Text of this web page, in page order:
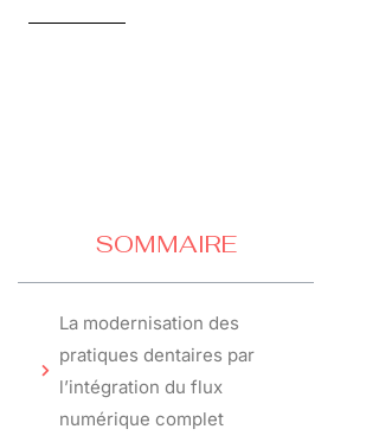
SOMMAIRE
La modernisation des
pratiques dentaires par
l’intégration du flux
numérique complet